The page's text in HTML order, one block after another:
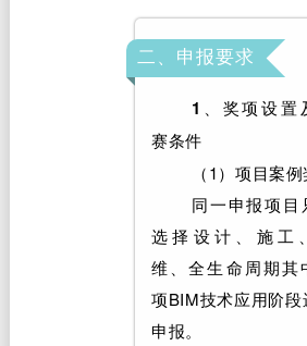
二、申报要求
1、奖项设置
赛条件
（1）项目案例
同一申报项目
选择设计、施工
维、全生命周期其
项BIM技术应用阶段
申报。